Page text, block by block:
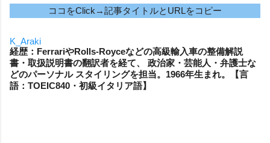
ココをClick→記事タイトルとURLをコピー
K_Araki
経歴：FerrariやRolls-Royceなどの高級輸入車の整備解説
書・取扱説明書の翻訳者を経て、 政治家・芸能人・弁護士な
どのパーソナル スタイリングを担当。1966年生まれ。【言
語：TOEIC840・初級イタリア語】